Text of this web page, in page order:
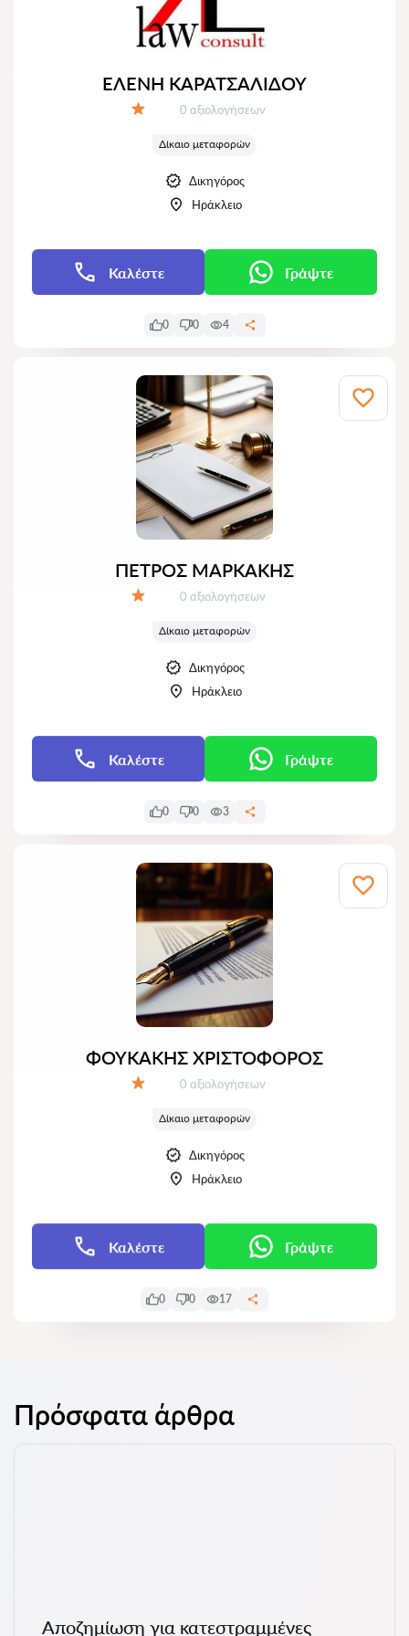
ΕΛΕΝΗ ΚΑΡΑΤΣΑΛΙΔΟΥ
Αξιολογήσεις:
0 αξιολογήσεων
Δίκαιο μεταφορών
Δικηγόρος
Ηράκλειο
Καλέστε Γράψτε
0 0 4
ΠΕΤΡΟΣ ΜΑΡΚΑΚΗΣ
Αξιολογήσεις:
0 αξιολογήσεων
Δίκαιο μεταφορών
Δικηγόρος
Ηράκλειο
Καλέστε Γράψτε
0 0 3
ΦΟΥΚΑΚΗΣ ΧΡΙΣΤΟΦΟΡΟΣ
Αξιολογήσεις:
0 αξιολογήσεων
Δίκαιο μεταφορών
Δικηγόρος
Ηράκλειο
Καλέστε Γράψτε
0 0 17
Πρόσφατα άρθρα
Αποζημίωση για κατεστραμμένες